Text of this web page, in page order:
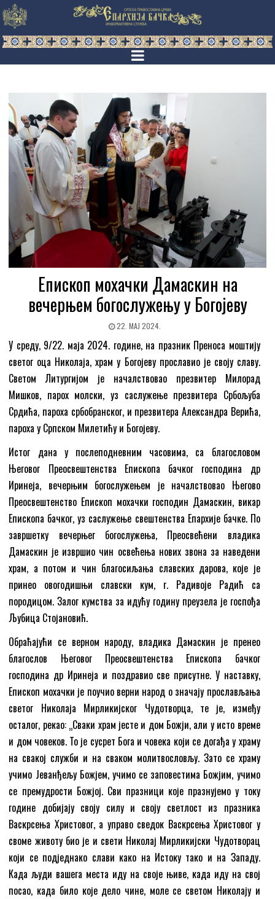
Епископ мохачки Дамаскин на
вечерњем богослужењу у Богојеву
22. МАЈ 2024.
У среду, 9/22. маја 2024. године, на празник Преноса моштију
светог оца Николаја, храм у Богојеву прославио је своју славу.
Светом Литургијом је началствовао презвитер Милорад
Мишков, парох молски, уз саслужење презвитера Србољуба
Срдића, пароха србобранског, и презвитера Александра Верића,
пароха у Српском Милетићу и Богојеву.
Истог дана у послеподневним часовима, са благословом
Његовог Преосвештенства Епископа бачког господина др
Иринеја, вечерњим богослужењем је началствовао Његово
Преосвештенство Епископ мохачки господин Дамаскин, викар
Епископа бачког, уз саслужење свештенства Епархије бачке. По
завршетку вечерњег богослужења, Преосвећени владика
Дамаскин је извршио чин освећења нових звона за наведени
храм, а потом и чин благосиљања славских дарова, које је
принео овогодишњи славски кум, г. Радивоје Радић са
породицом. Залог кумства за идућу годину преузела је госпођа
Љубица Стојановић.
Обраћајући се верном народу, владика Дамаскин је пренео
благослов Његовог Преосвештенства Епископа бачког
господина др Иринеја и поздравио све присутне. У наставку,
Епископ мохачки је поучио верни народ о значају прослављања
светог Николаја Мирликијског Чудотворца, те је, између
осталог, рекао: „Сваки храм јесте и дом Божји, али у исто време
и дом човеков. То је сусрет Бога и човека који се догађа у храму
на свакој служби и на сваком молитвословљу. Зато се храму
учимо Јеванђељу Божјем, учимо се заповестима Божјим, учимо
се премудрости Божјој. Сви празници које празнујемо у току
године добијају своју силу и своју светлост из празника
Васкрсења Христовог, а управо сведок Васкрсења Христовог у
своме животу био је и свети Николај Мирликијски Чудотворац
који се подједнако слави како на Истоку тако и на Западу.
Када људи вашега места иду на своје њиве, када иду на свој
посао, када било које дело чине, моле се светом Николају и